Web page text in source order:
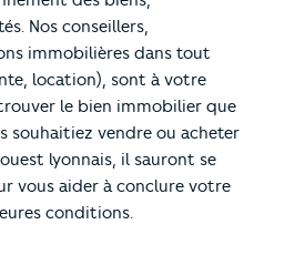
Nos conseillers,
immobilières dans tout
location), sont à votre
le bien immobilier que
souhaitiez vendre ou acheter
lyonnais, il sauront se
vous aider à conclure votre
conditions.